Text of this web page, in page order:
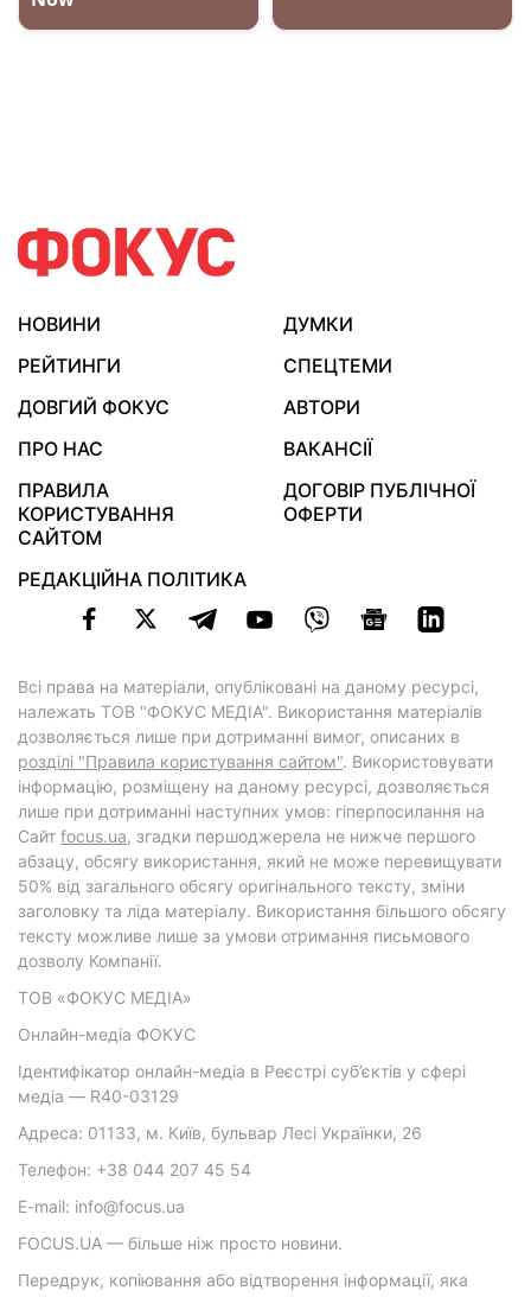
НОВИНИ
ДУМКИ
РЕЙТИНГИ
СПЕЦТЕМИ
ДОВГИЙ ФОКУС
АВТОРИ
ПРО НАС
ВАКАНСІЇ
ПРАВИЛА
КОРИСТУВАННЯ
САЙТОМ
ДОГОВІР ПУБЛІЧНОЇ
ОФЕРТИ
РЕДАКЦІЙНА ПОЛІТИКА
Всі права на матеріали, опубліковані на даному ресурсі,
належать ТОВ "ФОКУС МЕДІА". Використання матеріалів
дозволяється лише при дотриманні вимог, описаних в
розділі "Правила користування сайтом". Використовувати
інформацію, розміщену на даному ресурсі, дозволяється
лише при дотриманні наступних умов: гіперпосилання на
Cайт focus.ua, згадки першоджерела не нижче першого
абзацу, обсягу використання, який не може перевищувати
50% від загального обсягу оригінального тексту, зміни
заголовку та ліда матеріалу. Використання більшого обсягу
тексту можливе лише за умови отримання письмового
дозволу Компанії.
ТОВ «ФОКУС МЕДІА»
Онлайн-медіа ФОКУС
Ідентифікатор онлайн-медіа в Реєстрі суб’єктів у сфері
медіа — R40-03129
Адреса: 01133, м. Київ, бульвар Лесі Українки, 26
Телефон: +38 044 207 45 54
E-mail: info@focus.ua
FOCUS.UA — більше ніж просто новини.
Передрук, копіювання або відтворення інформації, яка